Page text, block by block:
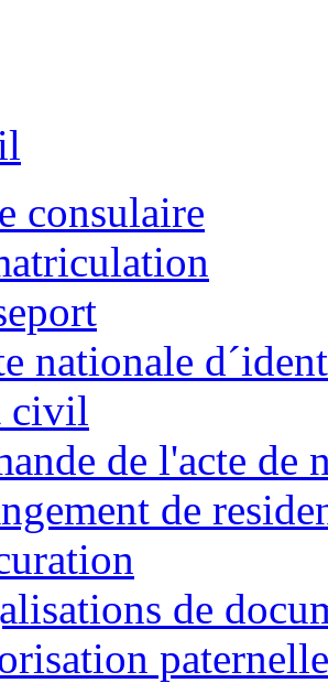
consulaire
nationale
civil
de l'acte de
de
de
paternelle